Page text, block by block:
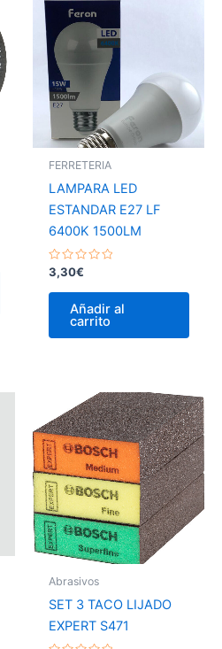
FERRETERIA
LAMPARA LED
ESTANDAR E27 LF
6400K 1500LM
Valorado
con
0
3,30€
Añadir al
carrito
Abrasivos
SET 3 TACO LIJADO
EXPERT S471